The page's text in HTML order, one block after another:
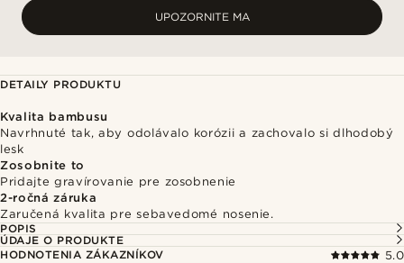
UPOZORNITE MA
DETAILY PRODUKTU
Kvalita bambusu
Navrhnuté tak, aby odolávalo korózii a zachovalo si dlhodobý
lesk
Zosobnite to
Pridajte gravírovanie pre zosobnenie
2-ročná záruka
Zaručená kvalita pre sebavedomé nosenie.
POPIS
ÚDAJE O PRODUKTE
HODNOTENIA ZÁKAZNÍKOV
5.0